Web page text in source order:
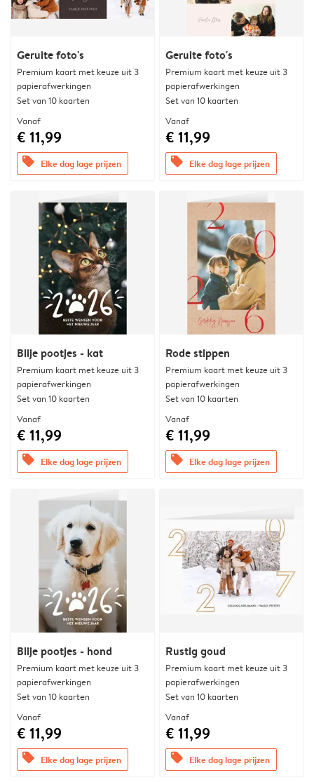
Geruite foto's
Premium kaart met keuze uit 3
papierafwerkingen
Set van 10 kaarten
Vanaf
€ 11,99
offers Elke dag lage prijzen
Geruite foto's
Premium kaart met keuze uit 3
papierafwerkingen
Set van 10 kaarten
Vanaf
€ 11,99
offers Elke dag lage prijzen
Blije pootjes - kat
Premium kaart met keuze uit 3
papierafwerkingen
Set van 10 kaarten
Vanaf
€ 11,99
offers Elke dag lage prijzen
Rode stippen
Premium kaart met keuze uit 3
papierafwerkingen
Set van 10 kaarten
Vanaf
€ 11,99
offers Elke dag lage prijzen
Blije pootjes - hond
Premium kaart met keuze uit 3
papierafwerkingen
Set van 10 kaarten
Vanaf
€ 11,99
offers Elke dag lage prijzen
Rustig goud
Premium kaart met keuze uit 3
papierafwerkingen
Set van 10 kaarten
Vanaf
€ 11,99
offers Elke dag lage prijzen